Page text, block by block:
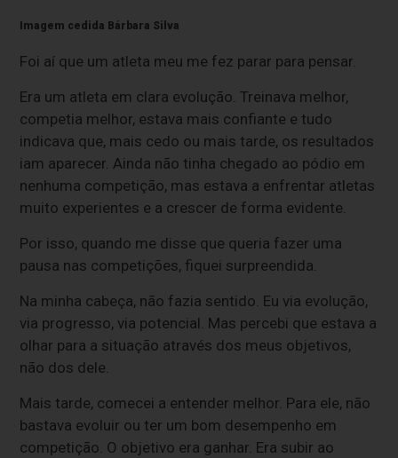
Imagem cedida Bárbara Silva
Foi aí que um atleta meu me fez parar para pensar.
Era um atleta em clara evolução. Treinava melhor,
competia melhor, estava mais confiante e tudo
indicava que, mais cedo ou mais tarde, os resultados
iam aparecer. Ainda não tinha chegado ao pódio em
nenhuma competição, mas estava a enfrentar atletas
muito experientes e a crescer de forma evidente.
Por isso, quando me disse que queria fazer uma
pausa nas competições, fiquei surpreendida.
Na minha cabeça, não fazia sentido. Eu via evolução,
via progresso, via potencial. Mas percebi que estava a
olhar para a situação através dos meus objetivos,
não dos dele.
Mais tarde, comecei a entender melhor. Para ele, não
bastava evoluir ou ter um bom desempenho em
competição. O objetivo era ganhar. Era subir ao